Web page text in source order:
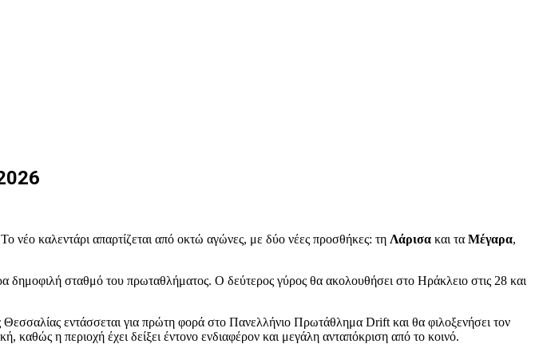
καλεντάρι απαρτίζεται από οκτώ αγώνες, με δύο νέες προσθήκες: τη Λάρισα και τα Μέγαρα,
δημοφιλή σταθμό του πρωταθλήματος. Ο δεύτερος γύρος θα ακολουθήσει στο Ηράκλειο στις 28 και
εντάσσεται για πρώτη φορά στο Πανελλήνιο Πρωτάθλημα Drift και θα φιλοξενήσει τον
καθώς η περιοχή έχει δείξει έντονο ενδιαφέρον και μεγάλη ανταπόκριση από το κοινό.